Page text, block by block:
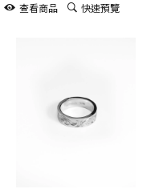
查看商品 快速預覽